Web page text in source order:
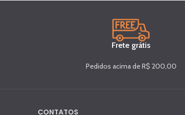
Frete grátis
Pedidos acima de R$ 200,00
CONTATOS